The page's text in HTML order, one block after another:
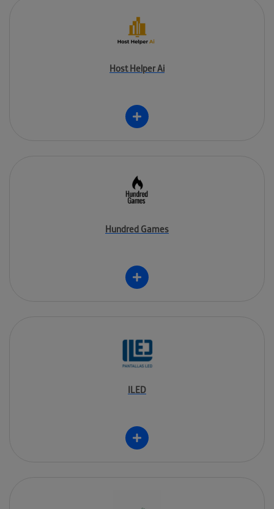
Host Helper Ai
Hundred Games
ILED